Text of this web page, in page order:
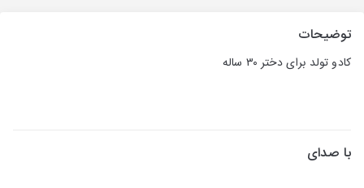
توضیحات
کادو تولد برای دختر ۳۰ ساله
با صدای